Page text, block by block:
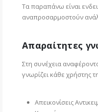
Τα παραπάνω είναι
αναπροσαρμοστούν
Απαραίτητες
Στη συνέχεια
γνωρίζει κάθε χρήστης
Απεικονίσεις